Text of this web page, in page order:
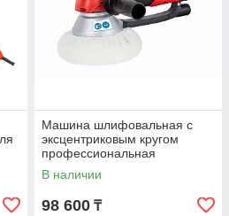
Машина шлифовальная с
эксцентриковым кругом
профессиональная
EZS150PRO_230V
В наличии
98 600 ₸